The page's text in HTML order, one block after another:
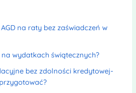
na raty bez zaświadczeń w
wydatkach świątecznych?
bez zdolności kredytowej-